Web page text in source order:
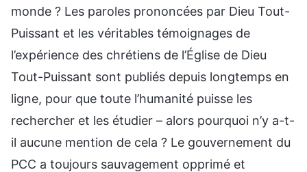
monde ? Les paroles prononcées par Dieu Tout-
Puissant et les véritables témoignages de
l’expérience des chrétiens de l’Église de Dieu
Tout-Puissant sont publiés depuis longtemps en
ligne, pour que toute l’humanité puisse les
rechercher et les étudier – alors pourquoi n’y a-t-
il aucune mention de cela ? Le gouvernement du
PCC a toujours sauvagement opprimé et